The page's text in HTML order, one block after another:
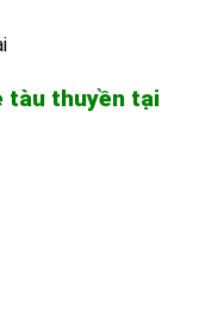
tàu thuyền tại